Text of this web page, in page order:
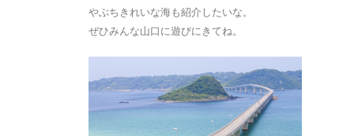
やぶちきれいな海も紹介したいな。
ぜひみんな山口に遊びにきてね。